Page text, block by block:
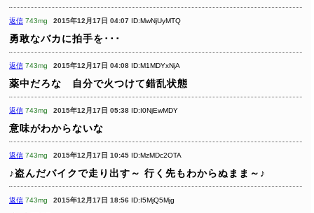
返信 743mg 2015年12月17日 04:07 ID:MwNjUyMTQ
勇敢なバカに拍手を･･･
返信 743mg 2015年12月17日 04:08 ID:M1MDYxNjA
薬中だろな 自分で火つけて錯乱状態
返信 743mg 2015年12月17日 05:38 ID:I0NjEwMDY
意味がわからないな
返信 743mg 2015年12月17日 10:45 ID:MzMDc2OTA
♪盗んだバイクで走り出す～ 行く先もわからぬまま～♪
返信 743mg 2015年12月17日 18:56 ID:I5MjQ5Mjg